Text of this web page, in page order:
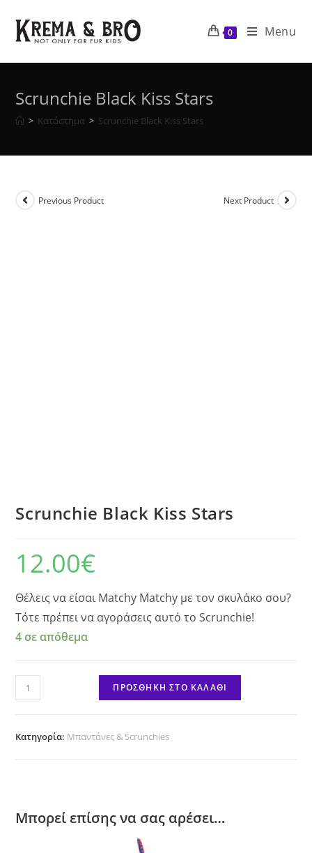
content
0 Menu
Scrunchie Black Kiss Stars
> Κατάστημα > Scrunchie Black Kiss Stars
Previous Product Next Product
Scrunchie Black Kiss Stars
12.00€
Θέλεις να είσαι Matchy Matchy με τον σκυλάκο σου?
Τότε πρέπει να αγοράσεις αυτό το Scrunchie!
4 σε απόθεμα
Scrunchie
Black
Stars
ΠΡΟΣΘΉΚΗ ΣΤΟ ΚΑΛΆΘΙ
Κατηγορία: Μπαντάνες & Scrunchies
Μπορεί επίσης να σας αρέσει…